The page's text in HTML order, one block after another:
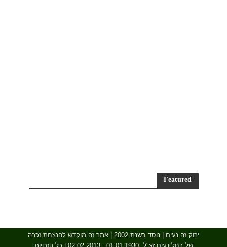
Featured
ירוק זה נעים | נוסד בשנת 2002 | אתר זה מוקדש להנצחת זכרה